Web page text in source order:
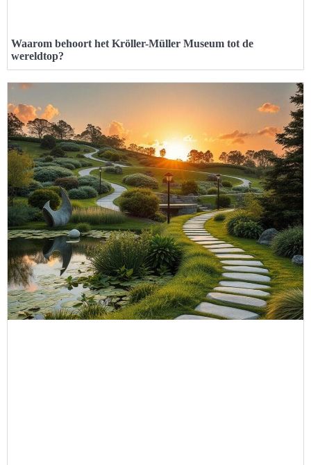
Waarom behoort het Kröller-Müller Museum tot de
wereldtop?